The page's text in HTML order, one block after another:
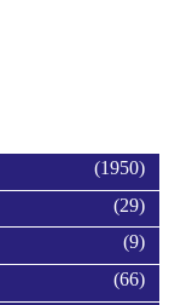
(1950)
(29)
(9)
(66)